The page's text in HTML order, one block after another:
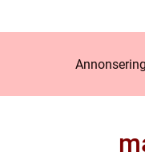
Annonsering